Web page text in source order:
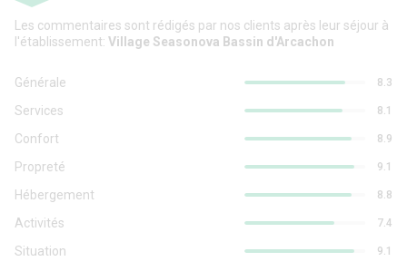
Les commentaires sont rédigés par nos clients après leur séjour à
l'établissement: Village Seasonova Bassin d'Arcachon
Générale 8.3
Services 8.1
Confort 8.9
Propreté 9.1
Hébergement 8.8
Activités 7.4
Situation 9.1